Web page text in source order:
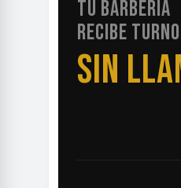
TU BARBERÍA
RECIBE
SIN